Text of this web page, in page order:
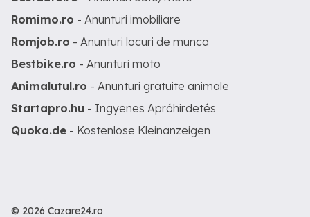
Romimo.ro - Anunturi imobiliare
Romjob.ro - Anunturi locuri de munca
Bestbike.ro - Anunturi moto
Animalutul.ro - Anunturi gratuite animale
Startapro.hu - Ingyenes Apróhirdetés
Quoka.de - Kostenlose Kleinanzeigen
© 2026 Cazare24.ro